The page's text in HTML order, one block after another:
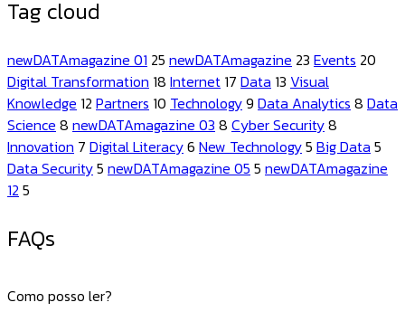
Tag cloud
newDATAmagazine 01 25 newDATAmagazine 23 Events 20
Digital Transformation 18 Internet 17 Data 13 Visual
Knowledge 12 Partners 10 Technology9 Data Analytics 8 Data
Science 8 newDATAmagazine 03 8 Cyber Security8
Innovation 7 Digital Literacy6 New Technology5 Big Data 5
Data Security5 newDATAmagazine 05 5 newDATAmagazine
12 5
FAQs
Como posso ler?